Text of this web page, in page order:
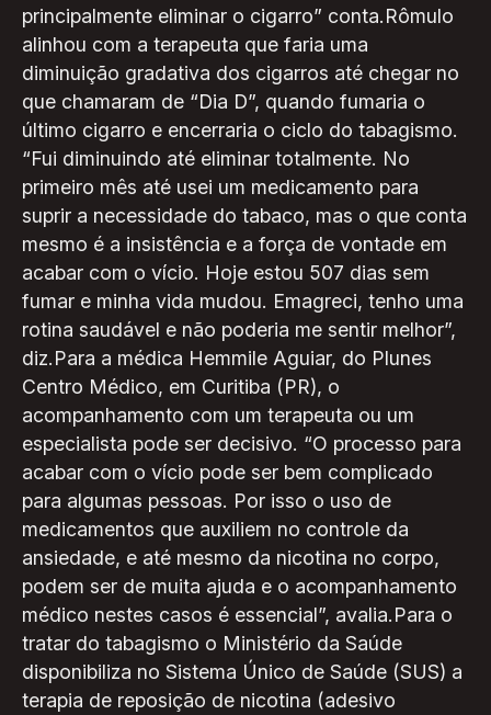
principalmente eliminar o cigarro” conta.Rômulo
alinhou com a terapeuta que faria uma
diminuição gradativa dos cigarros até chegar no
que chamaram de “Dia D”, quando fumaria o
último cigarro e encerraria o ciclo do tabagismo.
“Fui diminuindo até eliminar totalmente. No
primeiro mês até usei um medicamento para
suprir a necessidade do tabaco, mas o que conta
mesmo é a insistência e a força de vontade em
acabar com o vício. Hoje estou 507 dias sem
fumar e minha vida mudou. Emagreci, tenho uma
rotina saudável e não poderia me sentir melhor”,
diz.Para a médica Hemmile Aguiar, do Plunes
Centro Médico, em Curitiba (PR), o
acompanhamento com um terapeuta ou um
especialista pode ser decisivo. “O processo para
acabar com o vício pode ser bem complicado
para algumas pessoas. Por isso o uso de
medicamentos que auxiliem no controle da
ansiedade, e até mesmo da nicotina no corpo,
podem ser de muita ajuda e o acompanhamento
médico nestes casos é essencial”, avalia.Para o
tratar do tabagismo o Ministério da Saúde
disponibiliza no Sistema Único de Saúde (SUS) a
terapia de reposição de nicotina (adesivo